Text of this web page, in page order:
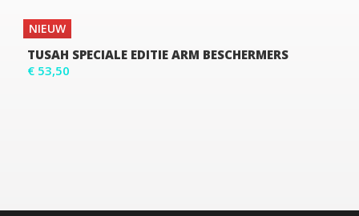
NIEUW
TUSAH SPECIALE EDITIE ARM BESCHERMERS
€ 53,50